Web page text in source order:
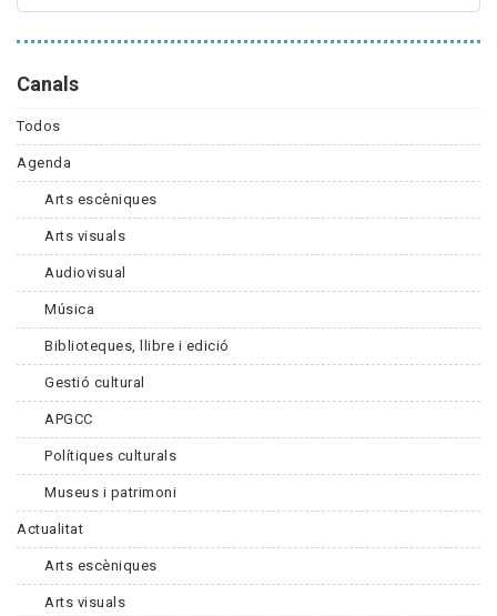
Canals
Todos
Agenda
Arts escèniques
Arts visuals
Audiovisual
Música
Biblioteques, llibre i edició
Gestió cultural
APGCC
Polítiques culturals
Museus i patrimoni
Actualitat
Arts escèniques
Arts visuals